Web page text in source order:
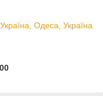
Одеса, Україна